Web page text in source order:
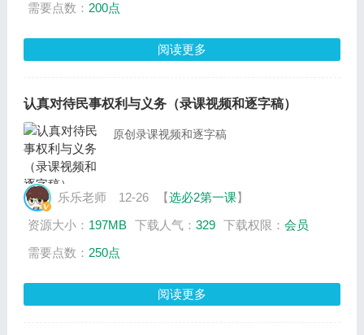
需要点数： 200点
阅读更多
认真对待民事权利与义务（录课视频和逐字稿）
原创录课视频和逐字稿
乐乐老师 12-26 【选必2第一课】
资源大小： 197MB 下载人气： 329 下载权限： 会员
需要点数： 250点
阅读更多